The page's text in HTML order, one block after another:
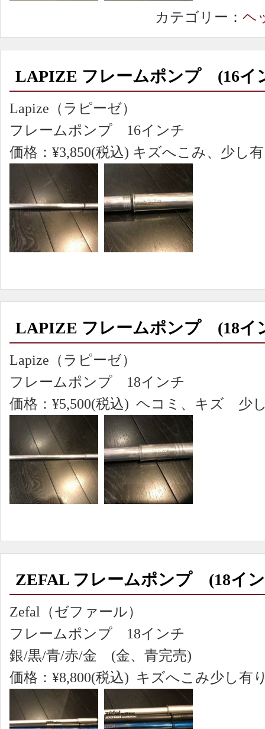
カテゴリー： ヘ
LAPIZE フレームポンプ (16イ
Lapize（ラピーゼ）
フレームポンプ 16インチ
価格：¥3,850(税込) キズへこみ、少し
LAPIZE フレームポンプ (18イ
Lapize（ラピーゼ）
フレームポンプ 18インチ
価格：¥5,500(税込) ヘコミ、キズ 少
ZEFAL フレームポンプ (18イ
Zefal（ゼファール）
フレームポンプ 18インチ
銀/黒/青/赤/金 (金、青完売)
価格：¥8,800(税込) キズへこみ少し有